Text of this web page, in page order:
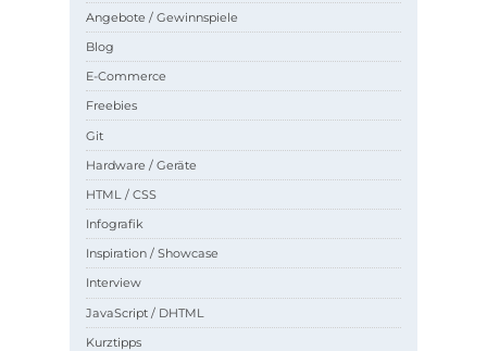
Angebote / Gewinnspiele
Blog
E-Commerce
Freebies
Git
Hardware / Geräte
HTML / CSS
Infografik
Inspiration / Showcase
Interview
JavaScript / DHTML
Kurztipps